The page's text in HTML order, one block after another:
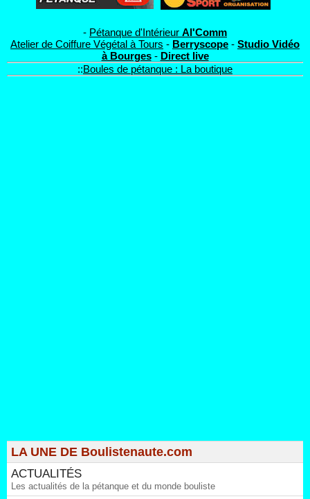
- Pétanque d'Intérieur Al'Comm
Atelier de Coiffure Végétal à Tours - Berryscope - Studio Vidéo
à Bourges- Direct live
::Boules de pétanque : La boutique
LA UNE DE Boulistenaute.com
ACTUALITÉS
Les actualités de la pétanque et du monde bouliste